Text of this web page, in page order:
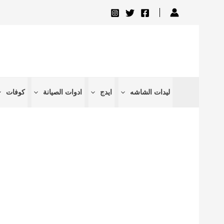
ليدات الشاشه ايدج ادوات الصيانة كوفات